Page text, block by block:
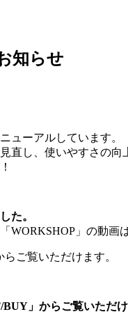
知らせ
ューアルしています。
直し、使いやすさの向
た。
WORKSHOP」の動画は
らご覧いただけます。
」からご覧いただけ